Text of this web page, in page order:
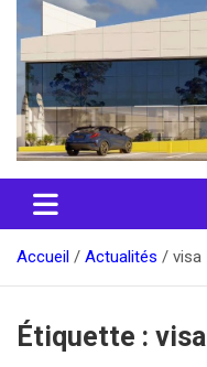
Accueil Actualités visa
Étiquette : visa